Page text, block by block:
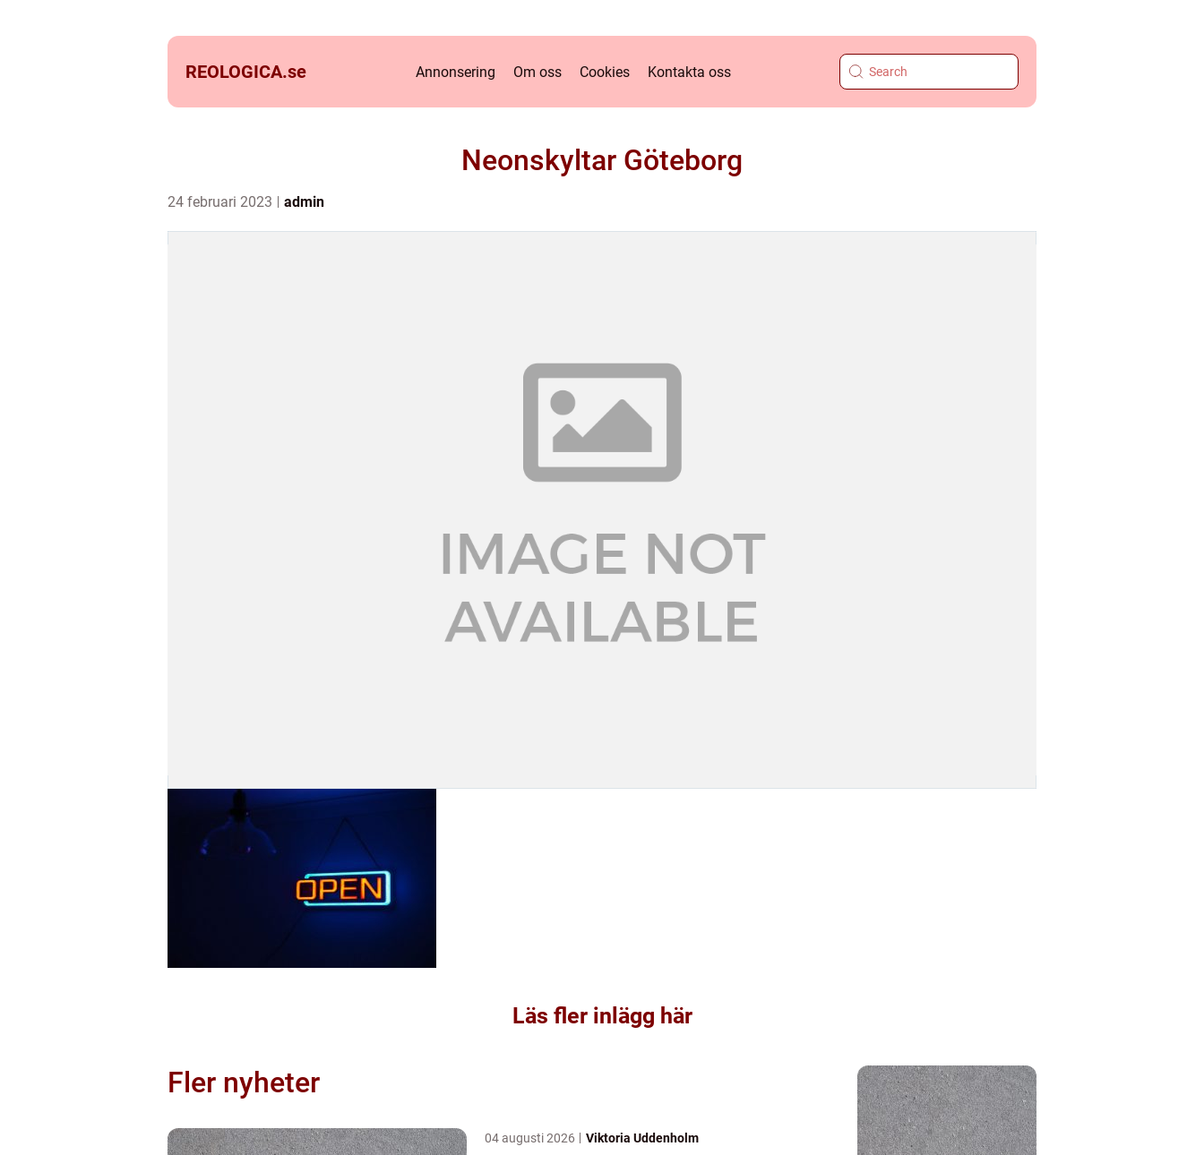
REOLOGICA.se Annonsering Om oss Cookies Kontakta oss
Neonskyltar Göteborg
24 februari 2023 admin
Läs fler inlägg här
Fler nyheter
04 augusti 2026 Viktoria Uddenholm